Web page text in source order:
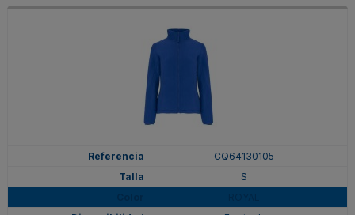
CQ64130105
S